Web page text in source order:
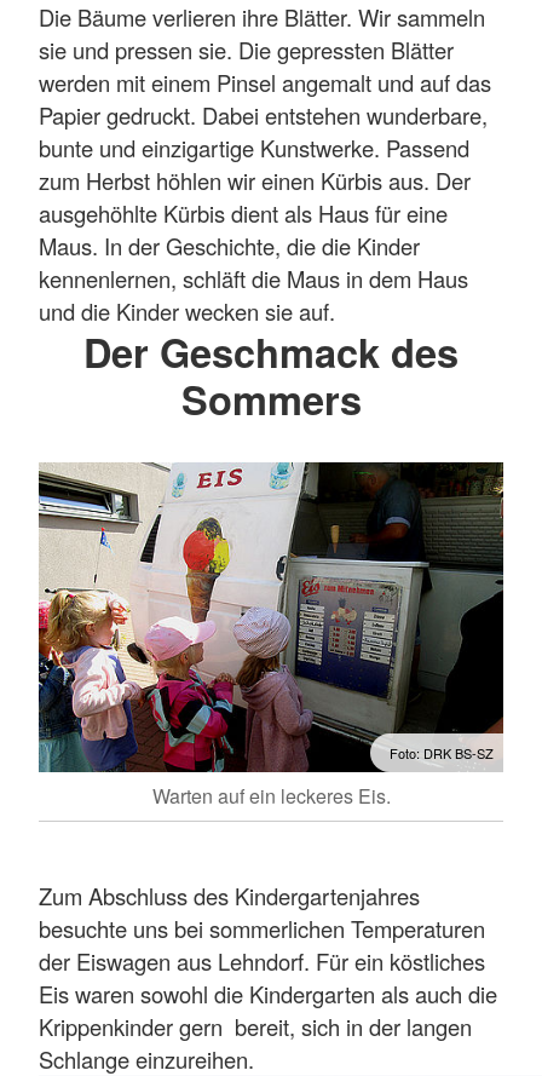
Die Bäume verlieren ihre Blätter. Wir sammeln
sie und pressen sie. Die gepressten Blätter
werden mit einem Pinsel angemalt und auf das
Papier gedruckt. Dabei entstehen wunderbare,
bunte und einzigartige Kunstwerke. Passend
zum Herbst höhlen wir einen Kürbis aus. Der
ausgehöhlte Kürbis dient als Haus für eine
Maus. In der Geschichte, die die Kinder
kennenlernen, schläft die Maus in dem Haus
und die Kinder wecken sie auf.
Der Geschmack des
Sommers
Foto: DRK BS-SZ
Warten auf ein leckeres Eis.
Zum Abschluss des Kindergartenjahres
besuchte uns bei sommerlichen Temperaturen
der Eiswagen aus Lehndorf. Für ein köstliches
Eis waren sowohl die Kindergarten als auch die
Krippenkinder gern bereit, sich in der langen
Schlange einzureihen.